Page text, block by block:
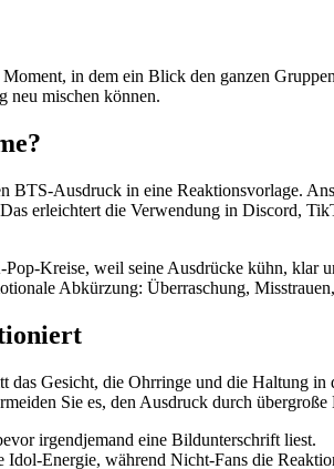
in dem ein Blick den ganzen
neu mischen können.
BTS-Ausdruck in eine Reaktionsvorlage.
erleichtert die Verwendung in Discord,
Kreise, weil seine Ausdrücke kühn,
Abkürzung: Überraschung,
das Gesicht, die Ohrringe und die Haltung
Sie es, den Ausdruck durch
irgendjemand eine Bildunterschrift liest.
Idol-Energie, während Nicht-Fans die